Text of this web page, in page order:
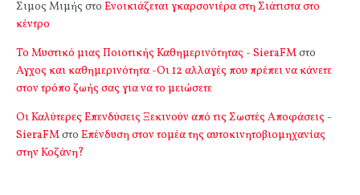
Σιμος Μιμής στο Ενοικιάζεται γκαρσονιέρα στη Σιάτιστα στο
κέντρο
Το Μυστικό μιας Ποιοτικής Καθημερινότητας - SieraFMστο
Αγχος και καθημερινότητα -Οι 12 αλλαγές που πρέπει να κάνετε
στον τρόπο ζωής σας για να το μειώσετε
Οι Καλύτερες Επενδύσεις Ξεκινούν από τις Σωστές Αποφάσεις -
SieraFMστο Επένδυση στον τομέα της αυτοκινητοβιομηχανίας
στην Κοζάνη?